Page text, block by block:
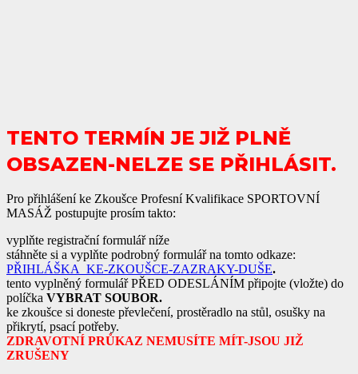
TENTO TERMÍN JE JIŽ PLNĚ
OBSAZEN-NELZE SE PŘIHLÁSIT.
Pro přihlášení ke Zkoušce Profesní Kvalifikace SPORTOVNÍ
MASÁŽ postupujte prosím takto:
vyplňte registrační formulář níže
stáhněte si a vyplňte podrobný formulář na tomto odkaze:
PŘIHLÁŠKA_KE-ZKOUŠCE-ZAZRAKY-DUŠE.
tento vyplněný formulář PŘED ODESLÁNÍM připojte (vložte) do
políčka VYBRAT SOUBOR.
ke zkoušce si doneste převlečení, prostěradlo na stůl, osušky na
přikrytí, psací potřeby.
ZDRAVOTNÍ PRŮKAZ NEMUSÍTE MÍT-JSOU JIŽ
ZRUŠENY